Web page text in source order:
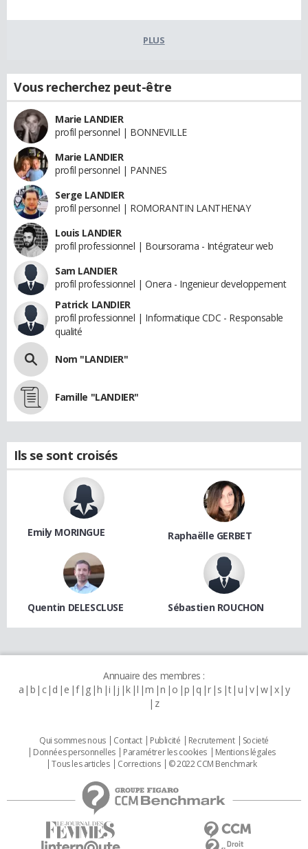
PLUS
Vous recherchez peut-être
Marie LANDIER
profil personnel | BONNEVILLE
Marie LANDIER
profil personnel | PANNES
Serge LANDIER
profil personnel | ROMORANTIN LANTHENAY
Louis LANDIER
profil professionnel | Boursorama - Intégrateur web
Sam LANDIER
profil professionnel | Onera - Ingenieur developpement
Patrick LANDIER
profil professionnel | Informatique CDC - Responsable
qualité
Nom "LANDIER"
Famille "LANDIER"
Ils se sont croisés
Emily MORINGUE Raphaëlle GERBET
Quentin DELESCLUSE Sébastien ROUCHON
Annuaire des membres :
a b c d e f g h i j k l m n o p q r s t u v w x y
z
Qui sommes nous Contact Publicité Recrutement
Societé
Données personnelles
Paramétrer les cookies
Mentions légales
Tous les articles
Corrections © 2022 CCM Benchmark